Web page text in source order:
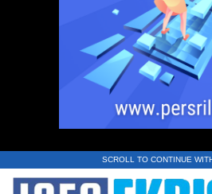
SCROLL TO CONTINUE